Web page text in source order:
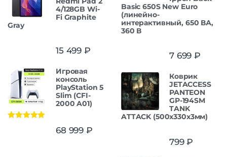
4/128GB Wi-
Fi Graphite
Gray
15 499 ₽
Игровая
консоль
PlayStation 5
Slim (CFI-
2000 A01)
68 999 ₽
Basic 650S New Euro
(линейно-
интерактивный, 650 ВА,
360 В
7 699 ₽
Коврик
JETACCESS
PANTEON
GP-194SM
TANK
ATTACK (500x330x3мм)
799₽